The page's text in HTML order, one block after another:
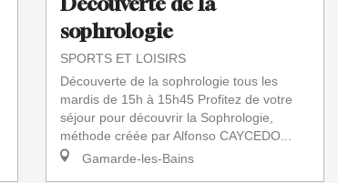
sophrologie
SPORTS ET LOISIRS
Découverte de la sophrologie tous les
mardis de 15h à 15h45 Profitez de votre
séjour pour découvrir la Sophrologie,
méthode créée par Alfonso CAYCEDO...
Gamarde-les-Bains